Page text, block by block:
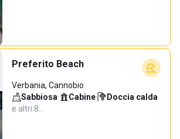
Preferito Beach
Verbania, Cannobio
Sabbiosa· Cabine· Doccia calda·
e altri 8…